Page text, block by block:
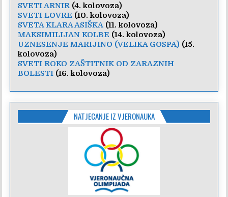
SVETI ARNIR(4. kolovoza)
SVETI LOVRE (10. kolovoza)
SVETA KLARA ASIŠKA (11. kolovoza)
MAKSIMILIJAN KOLBE (14. kolovoza)
UZNESENJE MARIJINO (VELIKA GOSPA) (15.
kolovoza)
SVETI ROKO ZAŠTITNIK OD ZARAZNIH
BOLESTI (16. kolovoza)
NATJECANJE IZ VJERONAUKA